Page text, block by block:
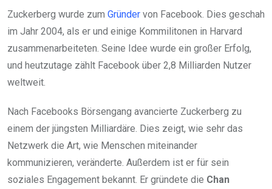
Zuckerberg wurde zum Gründer von Facebook. Dies geschah
im Jahr 2004, als er und einige Kommilitonen in Harvard
zusammenarbeiteten. Seine Idee wurde ein großer Erfolg,
und heutzutage zählt Facebook über 2,8 Milliarden Nutzer
weltweit.
Nach Facebooks Börsengang avancierte Zuckerberg zu
einem der jüngsten Milliardäre. Dies zeigt, wie sehr das
Netzwerk die Art, wie Menschen miteinander
kommunizieren, veränderte. Außerdem ist er für sein
soziales Engagement bekannt. Er gründete die Chan